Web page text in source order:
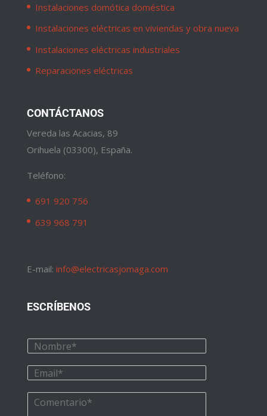
Instalaciones domótica doméstica
Instalaciones eléctricas en viviendas y obra nueva
Instalaciones eléctricas industriales
Reparaciones eléctricas
CONTÁCTANOS
Vereda las Acacias, 89
Orihuela (03300), España.
Teléfono:
691 920 756
639 968 791
E-mail: info@electricasjomaga.com
ESCRÍBENOS